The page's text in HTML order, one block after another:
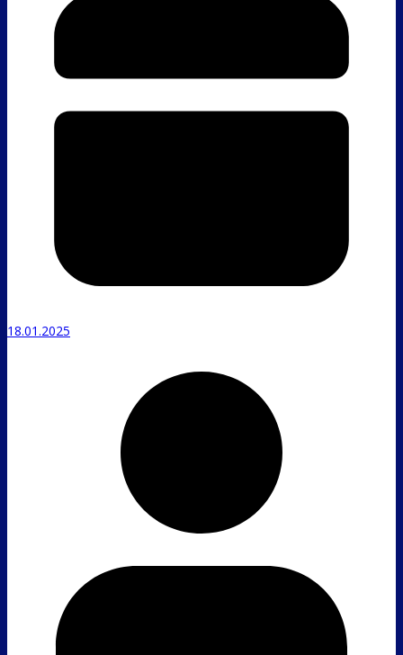
18.01.2025